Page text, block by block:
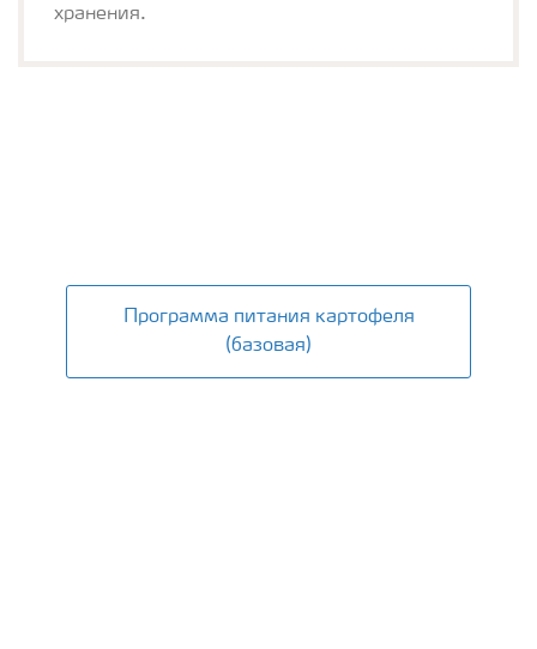
хранения.
Программа питания картофеля
(базовая)